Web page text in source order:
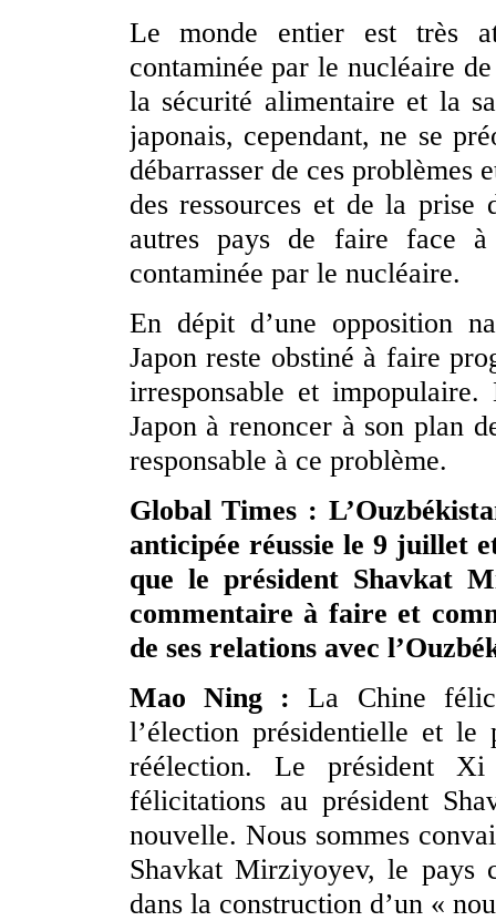
Le monde entier est très
contaminée par le nucléaire
la sécurité alimentaire et la
japonais, cependant, ne se
débarrasser de ces problèmes
des ressources et de la
autres pays de faire face
contaminée par le nucléaire.
En dépit d’une opposition
Japon reste obstiné à faire
irresponsable et
Japon à renoncer à son plan
responsable à ce problème.
Global Times :
anticipée réussie le 9 juillet
que le président Shavkat
commentaire à faire et
de ses relations avec
Mao Ning :La Chine
l’élection présidentielle et
réélection. Le président
félicitations au président
nouvelle. Nous sommes
Shavkat Mirziyoyev, le pays
dans la construction d’un «